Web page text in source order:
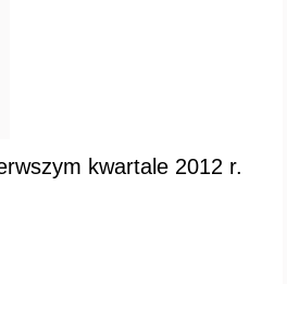
kwartale 2012 r.